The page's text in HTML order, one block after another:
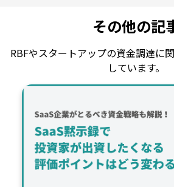
その他の記
RBFやスタートアップの資金調達に
しています。